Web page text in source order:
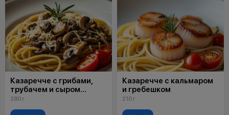
Казаречче с грибами,
трубачем и сыром
собственного
280 г
Казаречче с кальмаром
и гребешком
210 г